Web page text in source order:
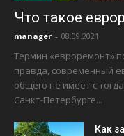
Что такое
manager - 08.09.2021
Термин «евроремонт»
правда, современный
общего не имеет с
Санкт-Петербурге...
Как